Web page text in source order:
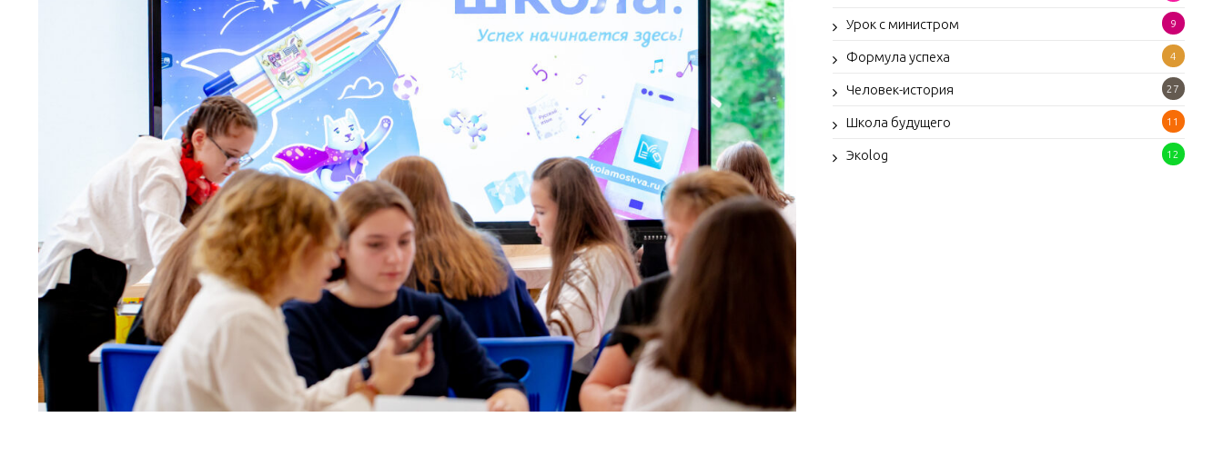
Урок с министром 9
Формула успеха 4
Человек-история 27
Школа будущего 11
Экоlog 12